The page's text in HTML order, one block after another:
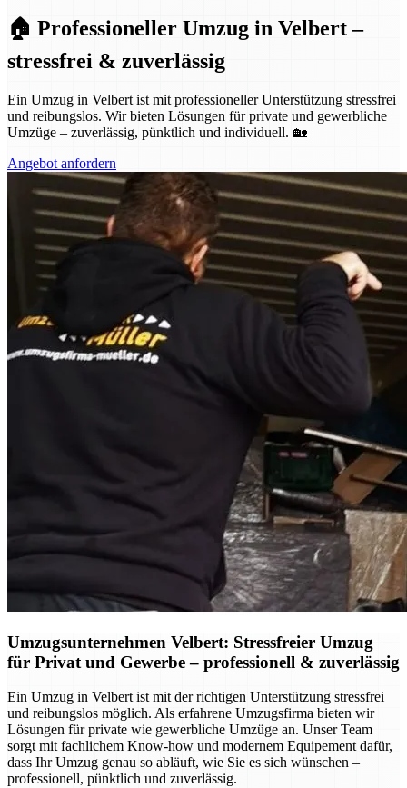
🏠 Professioneller Umzug in Velbert –
stressfrei & zuverlässig
Ein Umzug in Velbert ist mit professioneller Unterstützung stressfrei
und reibungslos. Wir bieten Lösungen für private und gewerbliche
Umzüge – zuverlässig, pünktlich und individuell. 🏡
Angebot anfordern
Umzugsunternehmen Velbert: Stressfreier Umzug
für Privat und Gewerbe – professionell & zuverlässig
Ein Umzug in Velbert ist mit der richtigen Unterstützung stressfrei
und reibungslos möglich. Als erfahrene Umzugsfirma bieten wir
Lösungen für private wie gewerbliche Umzüge an. Unser Team
sorgt mit fachlichem Know-how und modernem Equipement dafür,
dass Ihr Umzug genau so abläuft, wie Sie es sich wünschen –
professionell, pünktlich und zuverlässig.